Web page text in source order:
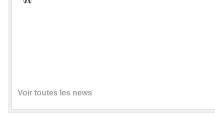
Voir toutes les news